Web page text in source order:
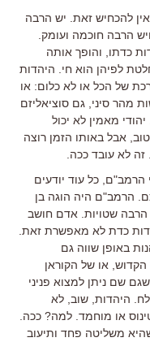
להכחיש זאת. יש הרבה
הרבה חוכמה ועומק.
כדתו, והופך אותה
לפיהן הוא חי. היהדות
של הכל או לא כלום: או
מהר סיני, גם סוציאליזם
מאמין לא יכול
אבל באותו הזמן רוצה
לא עובד ככה.
הרמב"ם, כל עוד יודעים
הרמב"ם היה הוגה בן
די הרבה שטויות. אדם חושב
כדת לא מאפשרת זאת.
באופן שווה גם
או של הקוראן
שם ניתן למצוא פניני
היהדות, שוב, לא
או מוחמד. למה? ככה.
משליטה פחד ותיעוב